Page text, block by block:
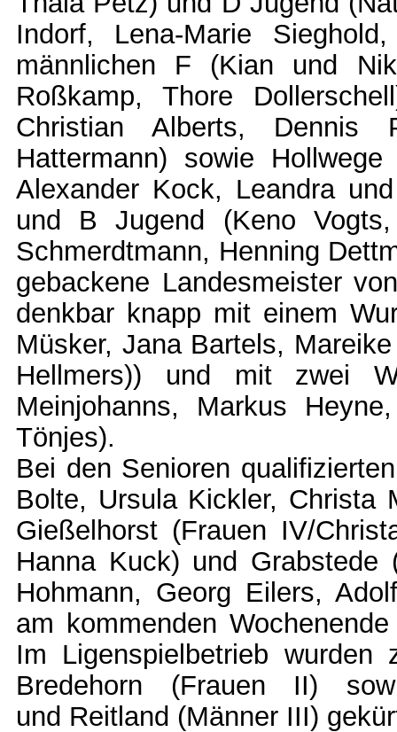
Indorf, Lena-Marie
männlichen F (Kian und
Roßkamp, Thore
Christian Alberts, Dennis
Hattermann) sowie
Alexander Kock, Leandra
und B Jugend (Keno
Schmerdtmann, Henning
gebackene Landesmeister
denkbar knapp mit einem
Müsker, Jana Bartels,
Hellmers)) und mit zwei
Meinjohanns, Markus
Tönjes).
Bei den Senioren
Bolte, Ursula Kickler, Christa
Gießelhorst (Frauen IV/
Hanna Kuck) und Grabstede
Hohmann, Georg Eilers,
am kommenden
Im Ligenspielbetrieb
Bredehorn (Frauen II)
und Reitland (Männer III)